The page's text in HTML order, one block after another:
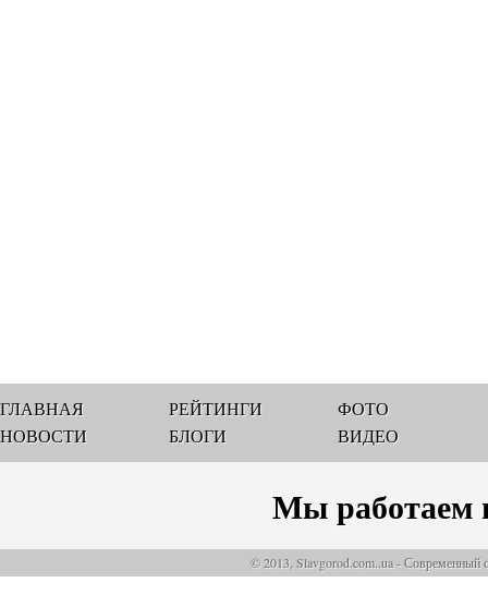
ГЛАВНАЯ
НОВОСТИ
РЕЙТИНГИ
БЛОГИ
ФОТО
ВИДЕО
Мы работаем
© 2013, Slavgorod.com..ua - Современный